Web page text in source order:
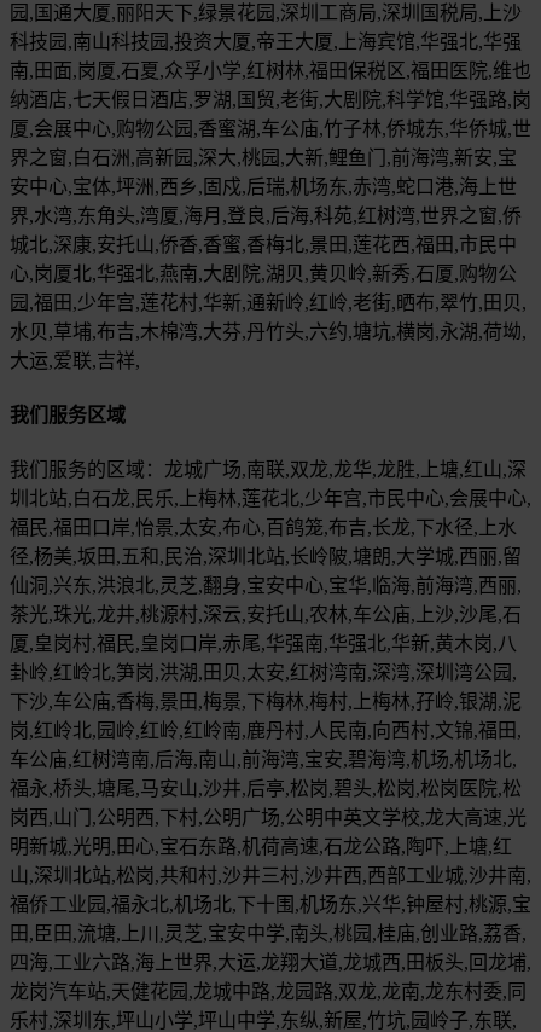
园,国通大厦,丽阳天下,绿景花园,深圳工商局,深圳国税局,上沙
科技园,南山科技园,投资大厦,帝王大厦,上海宾馆,华强北,华强
南,田面,岗厦,石夏,众孚小学,红树林,福田保税区,福田医院,维也
纳酒店,七天假日酒店,罗湖,国贸,老街,大剧院,科学馆,华强路,岗
厦,会展中心,购物公园,香蜜湖,车公庙,竹子林,侨城东,华侨城,世
界之窗,白石洲,高新园,深大,桃园,大新,鲤鱼门,前海湾,新安,宝
安中心,宝体,坪洲,西乡,固戍,后瑞,机场东,赤湾,蛇口港,海上世
界,水湾,东角头,湾厦,海月,登良,后海,科苑,红树湾,世界之窗,侨
城北,深康,安托山,侨香,香蜜,香梅北,景田,莲花西,福田,市民中
心,岗厦北,华强北,燕南,大剧院,湖贝,黄贝岭,新秀,石厦,购物公
园,福田,少年宫,莲花村,华新,通新岭,红岭,老街,晒布,翠竹,田贝,
水贝,草埔,布吉,木棉湾,大芬,丹竹头,六约,塘坑,横岗,永湖,荷坳,
大运,爱联,吉祥,
我们服务区域
我们服务的区域：龙城广场,南联,双龙,龙华,龙胜,上塘,红山,深
圳北站,白石龙,民乐,上梅林,莲花北,少年宫,市民中心,会展中心,
福民,福田口岸,怡景,太安,布心,百鸽笼,布吉,长龙,下水径,上水
径,杨美,坂田,五和,民治,深圳北站,长岭陂,塘朗,大学城,西丽,留
仙洞,兴东,洪浪北,灵芝,翻身,宝安中心,宝华,临海,前海湾,西丽,
茶光,珠光,龙井,桃源村,深云,安托山,农林,车公庙,上沙,沙尾,石
厦,皇岗村,福民,皇岗口岸,赤尾,华强南,华强北,华新,黄木岗,八
卦岭,红岭北,笋岗,洪湖,田贝,太安,红树湾南,深湾,深圳湾公园,
下沙,车公庙,香梅,景田,梅景,下梅林,梅村,上梅林,孖岭,银湖,泥
岗,红岭北,园岭,红岭,红岭南,鹿丹村,人民南,向西村,文锦,福田,
车公庙,红树湾南,后海,南山,前海湾,宝安,碧海湾,机场,机场北,
福永,桥头,塘尾,马安山,沙井,后亭,松岗,碧头,松岗,松岗医院,松
岗西,山门,公明西,下村,公明广场,公明中英文学校,龙大高速,光
明新城,光明,田心,宝石东路,机荷高速,石龙公路,陶吓,上塘,红
山,深圳北站,松岗,共和村,沙井三村,沙井西,西部工业城,沙井南,
福侨工业园,福永北,机场北,下十围,机场东,兴华,钟屋村,桃源,宝
田,臣田,流塘,上川,灵芝,宝安中学,南头,桃园,桂庙,创业路,荔香,
四海,工业六路,海上世界,大运,龙翔大道,龙城西,田板头,回龙埔,
龙岗汽车站,天健花园,龙城中路,龙园路,双龙,龙南,龙东村委,同
乐村,深圳东,坪山小学,坪山中学,东纵,新屋,竹坑,园岭子,东联,